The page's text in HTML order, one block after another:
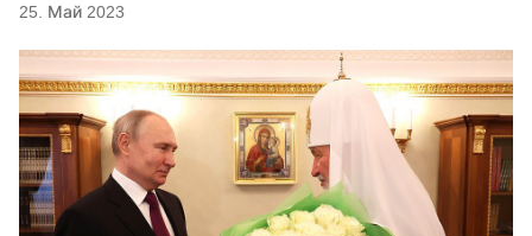
25. Май 2023